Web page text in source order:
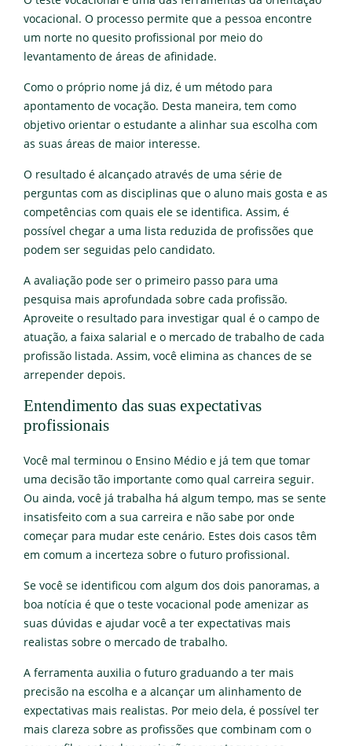
vocacional. O processo permite que a pessoa encontre
um norte no quesito profissional por meio do
levantamento de áreas de afinidade.
Como o próprio nome já diz, é um método para
apontamento de vocação. Desta maneira, tem como
objetivo orientar o estudante a alinhar sua escolha com
as suas áreas de maior interesse.
O resultado é alcançado através de uma série de
perguntas com as disciplinas que o aluno mais gosta e as
competências com quais ele se identifica. Assim, é
possível chegar a uma lista reduzida de profissões que
podem ser seguidas pelo candidato.
A avaliação pode ser o primeiro passo para uma
pesquisa mais aprofundada sobre cada profissão.
Aproveite o resultado para investigar qual é o campo de
atuação, a faixa salarial e o mercado de trabalho de cada
profissão listada. Assim, você elimina as chances de se
arrepender depois.
Entendimento das suas expectativas
profissionais
Você mal terminou o Ensino Médio e já tem que tomar
uma decisão tão importante como qual carreira seguir.
Ou ainda, você já trabalha há algum tempo, mas se sente
insatisfeito com a sua carreira e não sabe por onde
começar para mudar este cenário. Estes dois casos têm
em comum a incerteza sobre o futuro profissional.
Se você se identificou com algum dos dois panoramas, a
boa notícia é que o teste vocacional pode amenizar as
suas dúvidas e ajudar você a ter expectativas mais
realistas sobre o mercado de trabalho.
A ferramenta auxilia o futuro graduando a ter mais
precisão na escolha e a alcançar um alinhamento de
expectativas mais realistas. Por meio dela, é possível ter
mais clareza sobre as profissões que combinam com o